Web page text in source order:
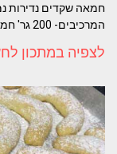
חמאה שקדים נדירות
המרכיבים- 200 גר' חמאה רכה
לצפיה במתכון